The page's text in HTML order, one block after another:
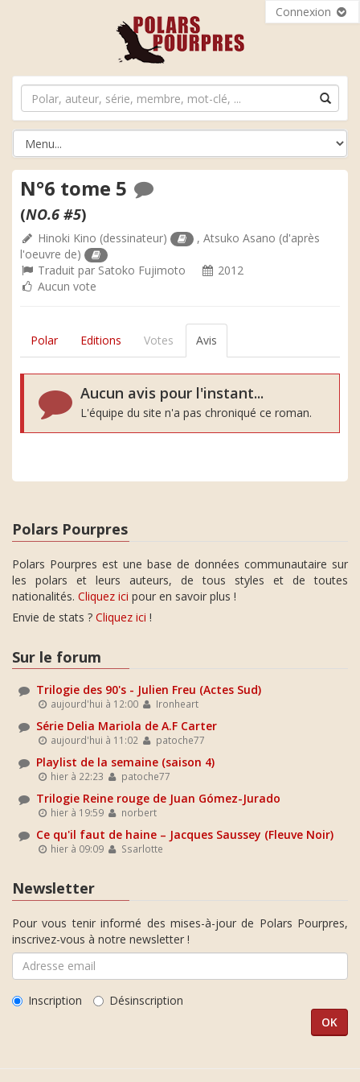
Connexion
N°6 tome 5
(NO.6 #5)
Hinoki Kino (dessinateur) ,Atsuko Asano (d'après
l'oeuvre de)
Traduit par Satoko Fujimoto
2012
Aucun vote
Polar Editions Votes Avis
Aucun avis pour l'instant...
L'équipe du site n'a pas chroniqué ce roman.
Polars Pourpres
Polars Pourpres est une base de données communautaire sur
les polars et leurs auteurs, de tous styles et de toutes
nationalités. Cliquez ici pour en savoir plus !
Envie de stats ? Cliquez ici !
Sur le forum
Trilogie des 90's - Julien Freu (Actes Sud)
aujourd'hui à 12:00 Ironheart
Série Delia Mariola de A.F Carter
aujourd'hui à 11:02 patoche77
Playlist de la semaine (saison 4)
hier à 22:23 patoche77
Trilogie Reine rouge de Juan Gómez-Jurado
hier à 19:59 norbert
Ce qu'il faut de haine – Jacques Saussey (Fleuve Noir)
hier à 09:09 Ssarlotte
Newsletter
Pour vous tenir informé des mises-à-jour de Polars Pourpres,
inscrivez-vous à notre newsletter !
Inscription Désinscription